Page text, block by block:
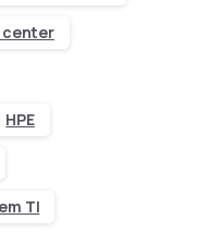
center
HPE
TI